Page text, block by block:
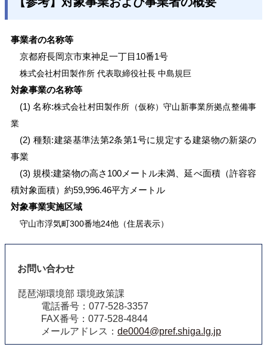
事業者の名称等
京都府長岡京市東神足一丁目10番1号
株式会社村田製作所 代表取締役社長 中島規巨
対象事業の名称等
(1) 名称:株式会社村田製作所（仮称）守山新事業所拠点整備事
業
(2) 種類:建築基準法第2条第1号に規定する建築物の新築の
事業
(3) 規模:建築物の高さ100メートル未満、延べ面積（許容容
積対象面積）約59,996.46平方メートル
対象事業実施区域
守山市浮気町300番地24他（住居表示）
お問い合わせ
琵琶湖環境部 環境政策課
電話番号：077-528-3357
FAX番号：077-528-4844
メールアドレス： de0004@pref.shiga.lg.jp